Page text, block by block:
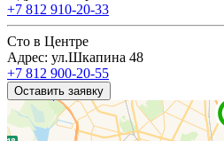
+7 812 910-20-33
Сто в Центре
Адрес: ул.Шкапина 48
+7 812 900-20-55
Оставить заявку